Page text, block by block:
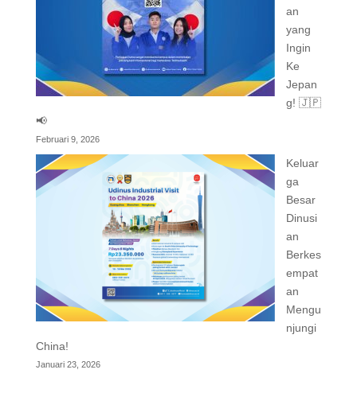
an
yang
Ingin
Ke
Jepan
g! 🇯🇵
📢
Februari 9, 2026
Keluar
ga
Besar
Dinusi
an
Berkes
empat
an
Mengu
njungi
China!
Januari 23, 2026